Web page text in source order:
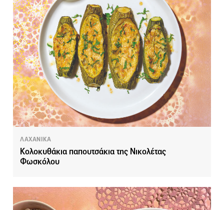
ΛΑΧΑΝΙΚΑ
Κολοκυθάκια παπουτσάκια της Νικολέτας
Φωσκόλου